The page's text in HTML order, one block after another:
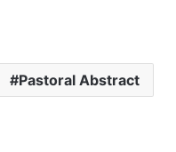
Pastoral Abstract